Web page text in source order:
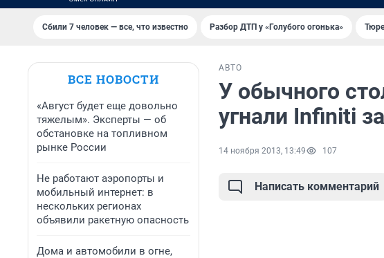
Сбили 7 человек — все, что известно Разбор ДТП у «Голубого огонька»
ВСЕ НОВОСТИ
«Август будет еще довольно
тяжелым». Эксперты — об
обстановке на топливном
рынке России
Не работают аэропорты и
мобильный интернет: в
нескольких регионах
объявили ракетную опасность
Дома и автомобили в огне,
АВТО
У обычного
угнали Infiniti
14 ноября 2013, 13:49 107
Написать комментарий